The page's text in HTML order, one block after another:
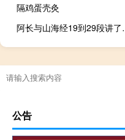
隔鸡蛋壳灸
阿长与山海经
公告